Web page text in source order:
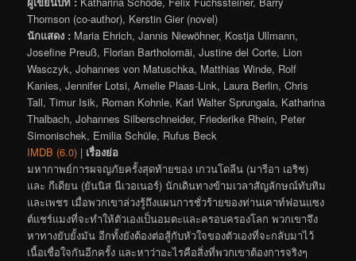
Thomson (co-author), Kerstin Gier (novel)
นักแสดง : Maria Ehrich, Jannis Niewöhner, Kostja Ullmann,
Josefine Preuß, Florian Bartholomäi, Justine del Corte, Lion
Wasczyk, Johannes von Matuschka, Matthias Winde, Rolf
Kanies, Jennifer Lotsi, Amelie Plaas-Link, Laura Berlin, Chris
Tall, Timur Isik, Roman Kohnle, Karl Walter Sprungala, Katharina
Thalbach, Johannes Silberschneider, Friederike Rhein, Peter
Simonischek, Emilia Schüle, Rufus Beck
IMDB (6.0) | เรื่องย่อ
มหากาพย์การผจญภัยครั้งสุดท้ายของ เกวนโดลีน (มารีอา เอริช)
และ กีเดียน (ยันนิส นีเวอเนอร์) นักเดินทางข้ามเวลาสัญลักษณ์ทับทิม
และเพชร เมื่อพวกเขาล่วงรู้ถึงแผนการชั่วร้ายของท่านเคาท์ฟอนแซง
ต์แชร์แมงที่จะทำให้ตัวเองเป็นอมตะและครอบครองโลก พวกเขาจึง
หาทางยับยั้งมัน อีกทั้งยังต้องต่อสู้กับหัวใจของตัวเองที่จะกลับมาไว้
เนื้อเชื่อใจกันอีกครั้ง และหาว่าอะไรคือสิ่งที่พวกเขาต้องการจริงๆ